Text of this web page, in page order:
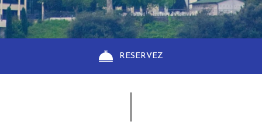
RESERVEZ